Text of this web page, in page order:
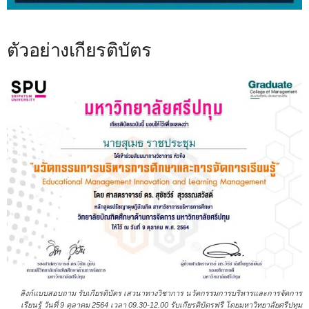
ตัวอย่างเกียรติบัตร
ลิงก์แบบสอบถาม รับเกียรติบัตร เสวนาทางวิชาการ นวัตกรรมการบริหารและการจัดการ
เรียนรู้ วันที่ 9 ตุลาคม 2564 เวลา 09.30-12.00 รับเกียรติบัตรฟรี โดยมหาวิทยาลัยศรีปทุม